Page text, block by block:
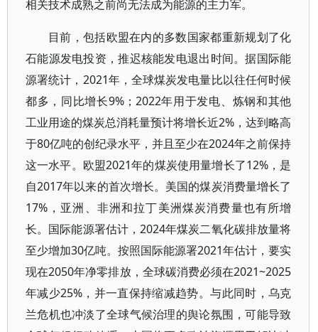
相关技术成熟之前尚无法成为能源的主力军。
目前，包括欧盟在内的多数国家都重新规划了化
石能源发电投资，推迟核能发电退出时间。据国际能
源署统计，2021年，全球煤炭发电量比以往任何时候
都多，同比增长9%；2022年用于发电、炼钢和其他
工业用途的煤炭总消耗量预计将增长近2%，达到略高
于80亿吨的创纪录水平，并且至少在2024年之前保持
这一水平。欧盟2021年的煤炭使用量增长了12%，是
自2017年以来的首次增长。美国的煤炭消费量增长了
17%，亚洲、非洲和拉丁美洲煤炭消费量也有所增
长。国际能源署估计，2024年煤炭二氧化碳排放量将
至少增加30亿吨。按照国际能源署2021年估计，要实
现在2050年净零排放，全球碳消费必须在2021~2025
年减少25%，并一直保持缩减趋势。与此同时，乌克
兰危机也冲淡了全球气候治理的舆论氛围，可能导致